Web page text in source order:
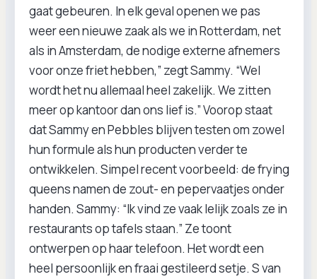
gaat gebeuren. In elk geval openen we pas
weer een nieuwe zaak als we in Rotterdam, net
als in Amsterdam, de nodige externe afnemers
voor onze friet hebben,” zegt Sammy. “Wel
wordt het nu allemaal heel zakelijk. We zitten
meer op kantoor dan ons lief is.” Voorop staat
dat Sammy en Pebbles blijven testen om zowel
hun formule als hun producten verder te
ontwikkelen. Simpel recent voorbeeld: de frying
queens namen de zout- en pepervaatjes onder
handen. Sammy: “Ik vind ze vaak lelijk zoals ze in
restaurants op tafels staan.” Ze toont
ontwerpen op haar telefoon. Het wordt een
heel persoonlijk en fraai gestileerd setje. S van